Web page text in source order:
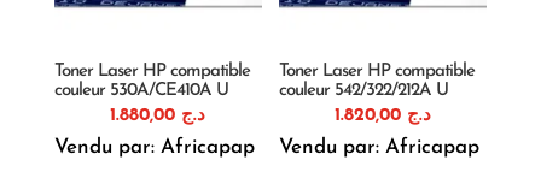
Toner Laser HP compatible
couleur 530A/CE410A U
د.ج
Vendu par: Africapap
Toner Laser HP compatible
couleur 542/322/212A U
د.ج
Vendu par: Africapap